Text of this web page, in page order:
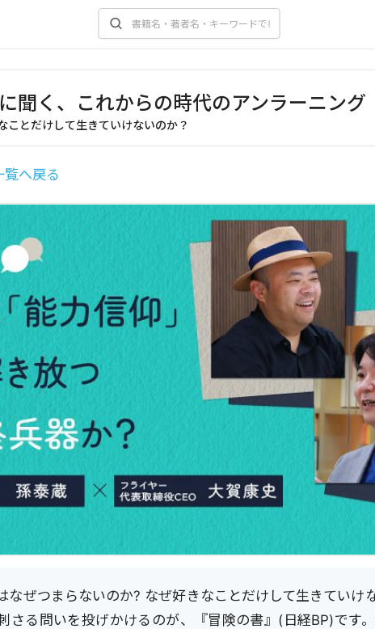
聞く、これからの時代のアンラーニング
ことだけして生きていけないのか？
覧へ戻る
なぜつまらないのか? なぜ好きなことだけして生きていけ
さる問いを投げかけるのが、『冒険の書』(日経BP)です